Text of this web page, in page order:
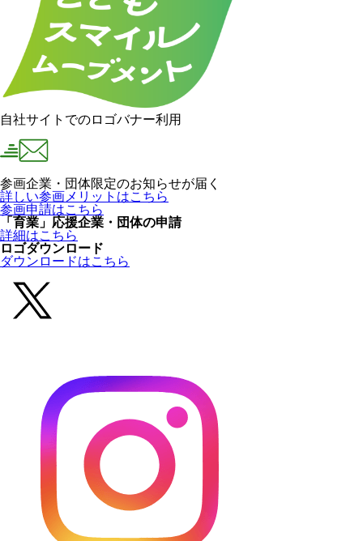
自社サイトでのロゴバナー利用
参画企業・団体限定のお知らせが届く
詳しい参画メリットはこちら
参画申請はこちら
「育業」応援企業・団体の申請
詳細はこちら
ロゴダウンロード
ダウンロードはこちら